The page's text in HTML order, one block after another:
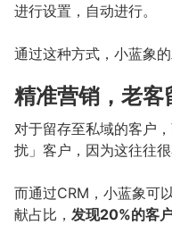
进行设置，自动进行。
通过这种方式，小蓝象的
精准营销，老客
对于留存至私域的客户
扰」客户，因为这往往
而通过CRM，小蓝象可
献占比， 发现20%的客